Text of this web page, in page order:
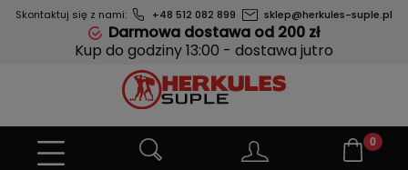
Skontaktuj się z nami: +48 512 082 899 sklep@herkules-suple.pl
Darmowa dostawa od 200 zł
Kup do godziny 13:00 - dostawa jutro